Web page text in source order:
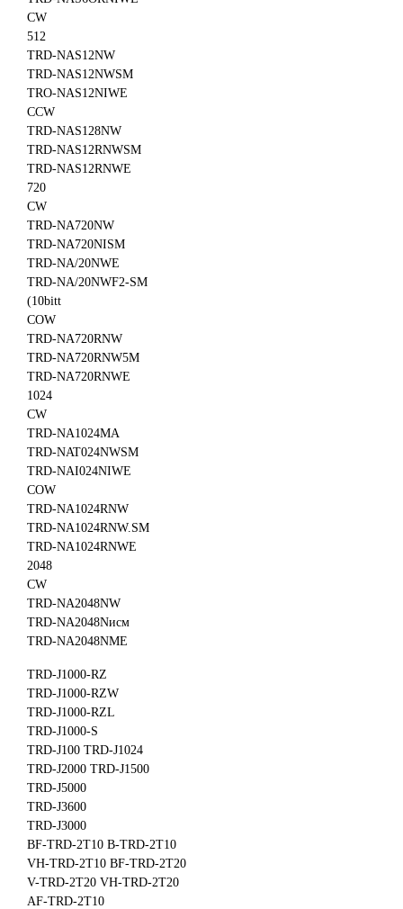
CW
512
TRD-NAS12NW
TRD-NAS12NWSM
TRO-NAS12NIWE
CCW
TRD-NAS128NW
TRD-NAS12RNWSM
TRD-NAS12RNWE
720
CW
TRD-NA720NW
TRD-NA720NISM
TRD-NA/20NWE
TRD-NA/20NWF2-SM
(10bitt
COW
TRD-NA720RNW
TRD-NA720RNW5M
TRD-NA720RNWE
1024
CW
TRD-NA1024MA
TRD-NAT024NWSM
TRD-NAI024NIWE
COW
TRD-NA1024RNW
TRD-NA1024RNW.SM
TRD-NA1024RNWE
2048
CW
TRD-NA2048NW
TRD-NA2048Nисм
TRD-NA2048NME
TRD-J1000-RZ
TRD-J1000-RZW
TRD-J1000-RZL
TRD-J1000-S
TRD-J100 TRD-J1024
TRD-J2000 TRD-J1500
TRD-J5000
TRD-J3600
TRD-J3000
BF-TRD-2T10 B-TRD-2T10
VH-TRD-2T10 BF-TRD-2T20
V-TRD-2T20 VH-TRD-2T20
AF-TRD-2T10